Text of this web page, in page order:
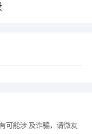
可能涉 及诈骗，请微友